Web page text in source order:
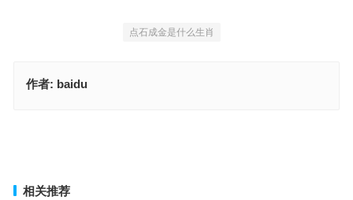
点石成金是什么生肖
作者: baidu
相关推荐